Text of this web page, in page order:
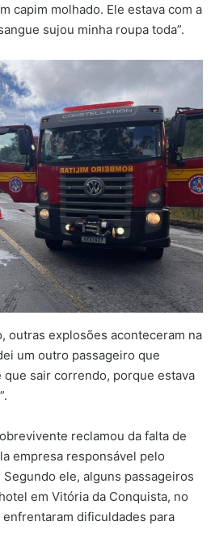
capim molhado. Ele estava com a
sujou minha roupa toda”.
outras explosões aconteceram na
um outro passageiro que
que sair correndo, porque estava
reclamou da falta de
empresa responsável pelo
ele, alguns passageiros
em Vitória da Conquista, no
enfrentaram dificuldades para